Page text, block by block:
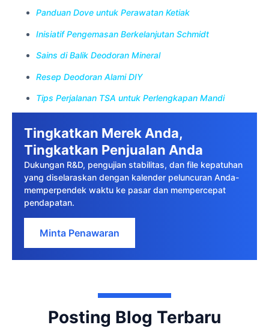
Panduan Dove untuk Perawatan Ketiak
Inisiatif Pengemasan Berkelanjutan Schmidt
Sains di Balik Deodoran Mineral
Resep Deodoran Alami DIY
Tips Perjalanan TSA untuk Perlengkapan Mandi
Tingkatkan Merek Anda,
Tingkatkan Penjualan Anda
Dukungan R&D, pengujian stabilitas, dan file kepatuhan
yang diselaraskan dengan kalender peluncuran Anda-
memperpendek waktu ke pasar dan mempercepat
pendapatan.
Minta Penawaran
Posting Blog Terbaru